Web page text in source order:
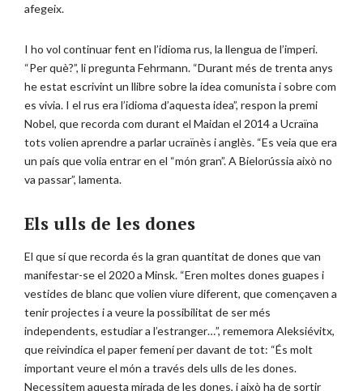
afegeix.
I ho vol continuar fent en l’idioma rus, la llengua de l’imperi.
“Per què?”, li pregunta Fehrmann. “Durant més de trenta anys
he estat escrivint un llibre sobre la idea comunista i sobre com
es vivia. I el rus era l’idioma d’aquesta idea”, respon la premi
Nobel, que recorda com durant el Maidan el 2014 a Ucraïna
tots volien aprendre a parlar ucraïnès i anglès. “Es veia que era
un país que volia entrar en el “món gran”. A Bielorússia això no
va passar”, lamenta.
Els ulls de les dones
El que sí que recorda és la gran quantitat de dones que van
manifestar-se el 2020 a Minsk. “Eren moltes dones guapes i
vestides de blanc que volien viure diferent, que començaven a
tenir projectes i a veure la possibilitat de ser més
independents, estudiar a l’estranger…”, rememora Aleksiévitx,
que reivindica el paper femení per davant de tot: “És molt
important veure el món a través dels ulls de les dones.
Necessitem aquesta mirada de les dones, i això ha de sortir